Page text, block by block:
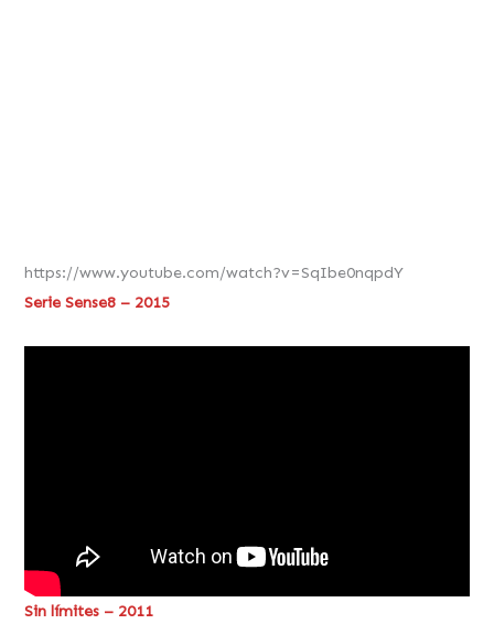
https://www.youtube.com/watch?v=SqIbe0nqpdY
Serie Sense8 – 2015
Sin límites – 2011